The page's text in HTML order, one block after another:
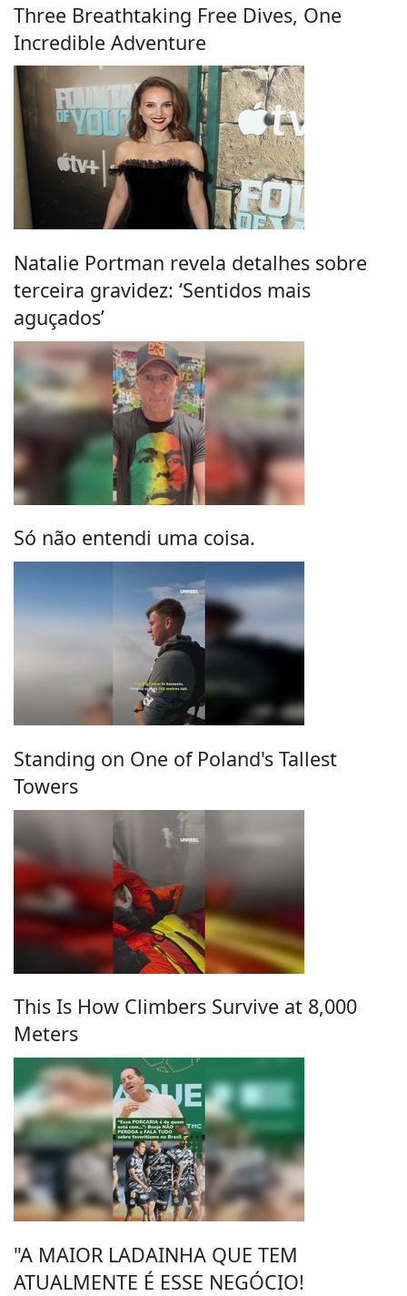
Three Breathtaking Free Dives, One
Incredible Adventure
Natalie Portman revela detalhes sobre
terceira gravidez: ‘Sentidos mais
aguçados’
Só não entendi uma coisa.
Standing on One of Poland's Tallest
Towers
This Is How Climbers Survive at 8,000
Meters
"A MAIOR LADAINHA QUE TEM
ATUALMENTE É ESSE NEGÓCIO!